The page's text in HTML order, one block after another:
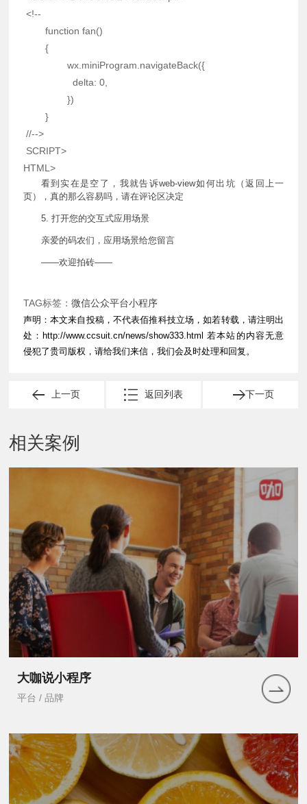
<!--
function fan()
{
		wx
. miniProgram navigateBack({
delta: 0,
})
}
//-->
SCRIPT>
HTML >
看到实在是空了，我就告诉web-view如何出坑（返回上一
页），真的那么容易吗，请在评论区决定
5. 打开您的交互式应用场景
亲爱的码农们，应用场景给您留言
——欢迎拍砖——
TAG标签： 微信公众平台小程序
声明：本文来自投稿，不代表佰推科技立场，如若转载，请注明出
处： http://www.ccsuit.cn/news/show333.html 若本站的内容无意
侵犯了贵司版权，请给我们来信，我们会及时处理和回复。
上一页 下一页
返回列表
相关案例
大咖说小程序
平台 / 品牌